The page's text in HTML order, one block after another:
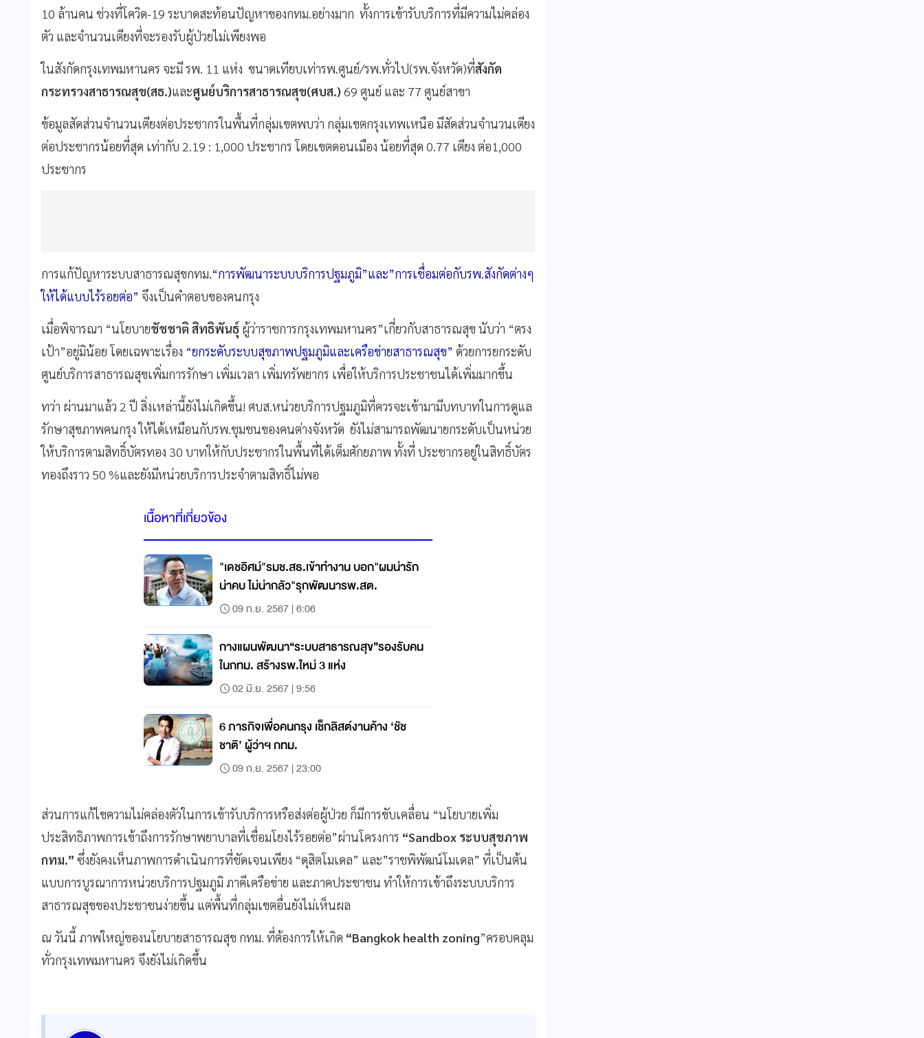
10 ล้านคน ช่วงที่โควิด-19 ระบาดสะท้อนปัญหาของกทม.อย่างมาก ทั้งการเข้ารับบริการที่มีความไม่คล่อง
ตัว และจำนวนเตียงที่จะรองรับผู้ป่วยไม่เพียงพอ
ในสังกัดกรุงเทพมหานคร จะมี รพ. 11 แห่ง ขนาดเทียบเท่ารพ.ศูนย์/รพ.ทั่วไป(รพ.จังหวัด)ที่สังกัด
กระทรวงสาธารณสุข(สธ.)และศูนย์บริการสาธารณสุข(ศบส.) 69 ศูนย์ และ 77 ศูนย์สาขา
ข้อมูลสัดส่วนจำนวนเตียงต่อประชากรในพื้นที่กลุ่มเขตพบว่า กลุ่มเขตกรุงเทพเหนือ มีสัดส่วนจำนวนเตียง
ต่อประชากรน้อยที่สุด เท่ากับ 2.19 : 1,000 ประชากร โดยเขตดอนเมือง น้อยที่สุด 0.77 เตียง ต่อ1,000
ประชากร
การแก้ปัญหาระบบสาธารณสุขกทม.“การพัฒนาระบบบริการปฐมภูมิ”และ”การเชื่อมต่อกับรพ.สังกัดต่างๆ
ให้ได้แบบไร้รอยต่อ” จึงเป็นคำตอบของคนกรุง
เมื่อพิจารณา “นโยบายชัชชาติ สิทธิพันธุ์ ผู้ว่าราชการกรุงเทพมหานคร”เกี่ยวกับสาธารณสุข นับว่า “ตรง
เป้า”อยู่มิน้อย โดยเฉพาะเรื่อง “ยกระดับระบบสุขภาพปฐมภูมิและเครือข่ายสาธารณสุข” ด้วยการยกระดับ
ศูนย์บริการสาธารณสุขเพิ่มการรักษา เพิ่มเวลา เพิ่มทรัพยากร เพื่อให้บริการประชาชนได้เพิ่มมากขึ้น
ทว่า ผ่านมาแล้ว 2 ปี สิ่งเหล่านี้ยังไม่เกิดขึ้น! ศบส.หน่วยบริการปฐมภูมิที่ควรจะเข้ามามีบทบาทในการดูแล
รักษาสุขภาพคนกรุง ให้ได้เหมือนกับรพ.ชุมชนของคนต่างจังหวัด ยังไม่สามารถพัฒนายกระดับเป็นหน่วย
ให้บริการตามสิทธิ์บัตรทอง 30 บาทให้กับประชากรในพื้นที่ได้เต็มศักยภาพ ทั้งที่ ประชากรอยู่ในสิทธิ์บัตร
ทองถึงราว 50 %และยังมีหน่วยบริการประจำตามสิทธิ์ไม่พอ
เนื้อหาที่เกี่ยวข้อง
"เดชอิศม์"รมช.สธ.เข้าทำงาน บอก"ผมน่ารัก
น่าคบ ไม่น่ากลัว"รุกพัฒนารพ.สต.
09 ก.ย. 2567 | 6:06
กางแผนพัฒนา“ระบบสาธารณสุข”รองรับคน
ในกทม. สร้างรพ.ใหม่ 3 แห่ง
02 มิ.ย. 2567 | 9:56
6 ภารกิจเพื่อคนกรุง เช็กลิสต์งานค้าง ‘ชัช
ชาติ’ ผู้ว่าฯ กทม.
09 ก.ย. 2567 | 23:00
ส่วนการแก้ไขความไม่คล่องตัวในการเข้ารับบริการหรือส่งต่อผู้ป่วย ก็มีการขับเคลื่อน “นโยบายเพิ่ม
ประสิทธิภาพการเข้าถึงการรักษาพยาบาลที่เชื่อมโยงไร้รอยต่อ”ผ่านโครงการ “Sandbox ระบบสุขภาพ
กทม.” ซึ่งยังคงเห็นภาพการดำเนินการที่ชัดเจนเพียง “ดุสิตโมเดล” และ”ราชพิพัฒน์โมเดล” ที่เป็นต้น
แบบการบูรณาการหน่วยบริการปฐมภูมิ ภาคีเครือข่าย และภาคประชาชน ทำให้การเข้าถึงระบบบริการ
สาธารณสุขของประชาชนง่ายขึ้น แต่พื้นที่กลุ่มเขตอื่นยังไม่เห็นผล
ณ วันนี้ ภาพใหญ่ของนโยบายสาธารณสุข กทม. ที่ต้องการให้เกิด “Bangkok health zoning”ครอบคลุม
ทั่วกรุงเทพมหานคร จึงยังไม่เกิดขึ้น